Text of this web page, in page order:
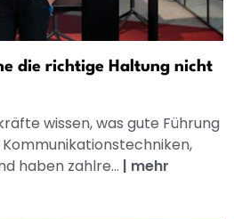
die richtige Haltung nicht
wissen, was gute Führung
haben zahlre... | mehr